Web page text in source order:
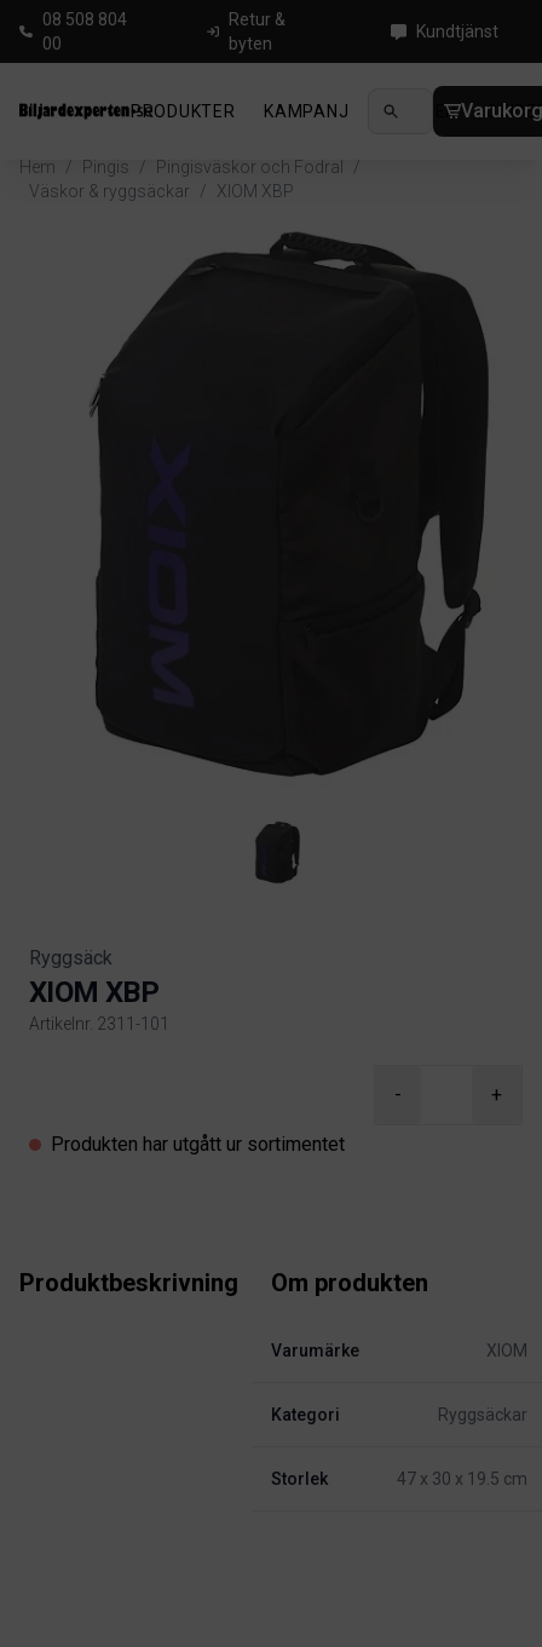
08 508 804
00
Retur &
byten
Kundtjänst
PRODUKTER KAMPANJ NYHETER
Hem / Pingis / Pingisväskor och Fodral
/
Väskor & ryggsäckar
/ XIOM XBP
Ryggsäck
XIOM XBP
Artikelnr. 2311-101
- +
Produkten har utgått ur sortimentet
Produktbeskrivning Om produkten
Varumärke XIOM
Kategori Ryggsäckar
Storlek 47 x 30 x 19.5 cm